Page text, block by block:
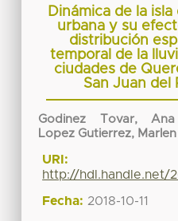
Dinámica de la
urbana y su
distribución
temporal de la
ciudades de
San Juan del
Godinez Tovar, Ana
Lopez Gutierrez, Marlen
URI:
http://hdl.handle.net/
Fecha: 2018-10-11